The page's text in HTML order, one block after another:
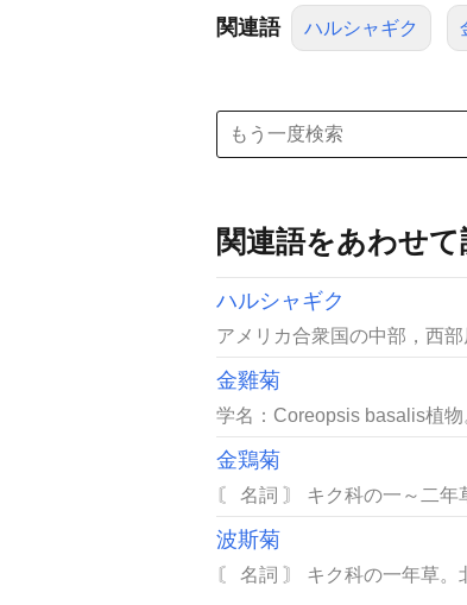
関連語 ハルシャギク
関連語をあわせて
ハルシャギク
アメリカ合衆国の中部，西
金雞菊
学名：Coreopsis basalis植
金鶏菊
〘 名詞 〙 キク科の一～二
波斯菊
〘 名詞 〙 キク科の一年草